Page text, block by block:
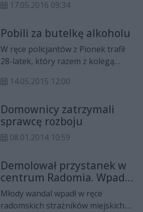
17.05.2016 09:34
Pobili za butelkę alkoholu
W ręce policjantów z Pionek trafił
28-latek, który razem z kolegą
ponieważ nie dał im alkoholu. Za
pozbawienia wolności.
14.05.2015 12:00
Domownicy zatrzymali
sprawcę rozboju
08.01.2014 10:59
Demolował przystanek w
centrum Radomia. Wpadł
na gorącym uczynku
Młody wandal wpadł w ręce
radomskich strażników miejskich.